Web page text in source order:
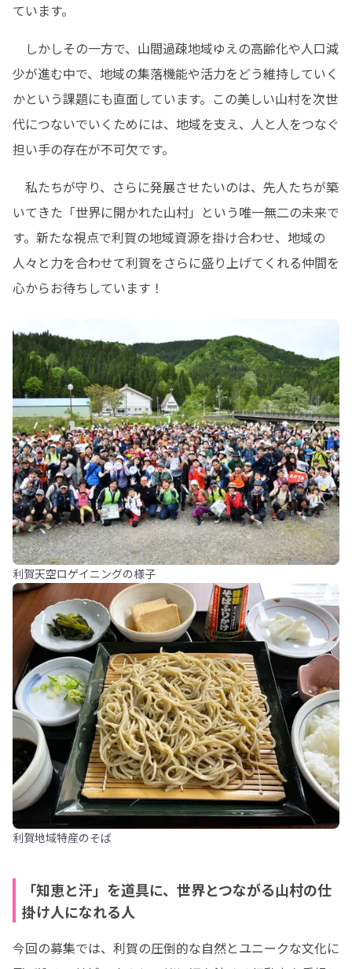
ています。
しかしその一方で、山間過疎地域ゆえの高齢化や人口減
少が進む中で、地域の集落機能や活力をどう維持していく
かという課題にも直面しています。この美しい山村を次世
代につないでいくためには、地域を支え、人と人をつなぐ
担い手の存在が不可欠です。
私たちが守り、さらに発展させたいのは、先人たちが築
いてきた「世界に開かれた山村」という唯一無二の未来で
す。新たな視点で利賀の地域資源を掛け合わせ、地域の
人々と力を合わせて利賀をさらに盛り上げてくれる仲間を
心からお待ちしています！
利賀天空ロゲイニングの様子
利賀地域特産のそば
「知恵と汗」を道具に、世界とつながる山村の仕
掛け人になれる人
今回の募集では、利賀の圧倒的な自然とユニークな文化に